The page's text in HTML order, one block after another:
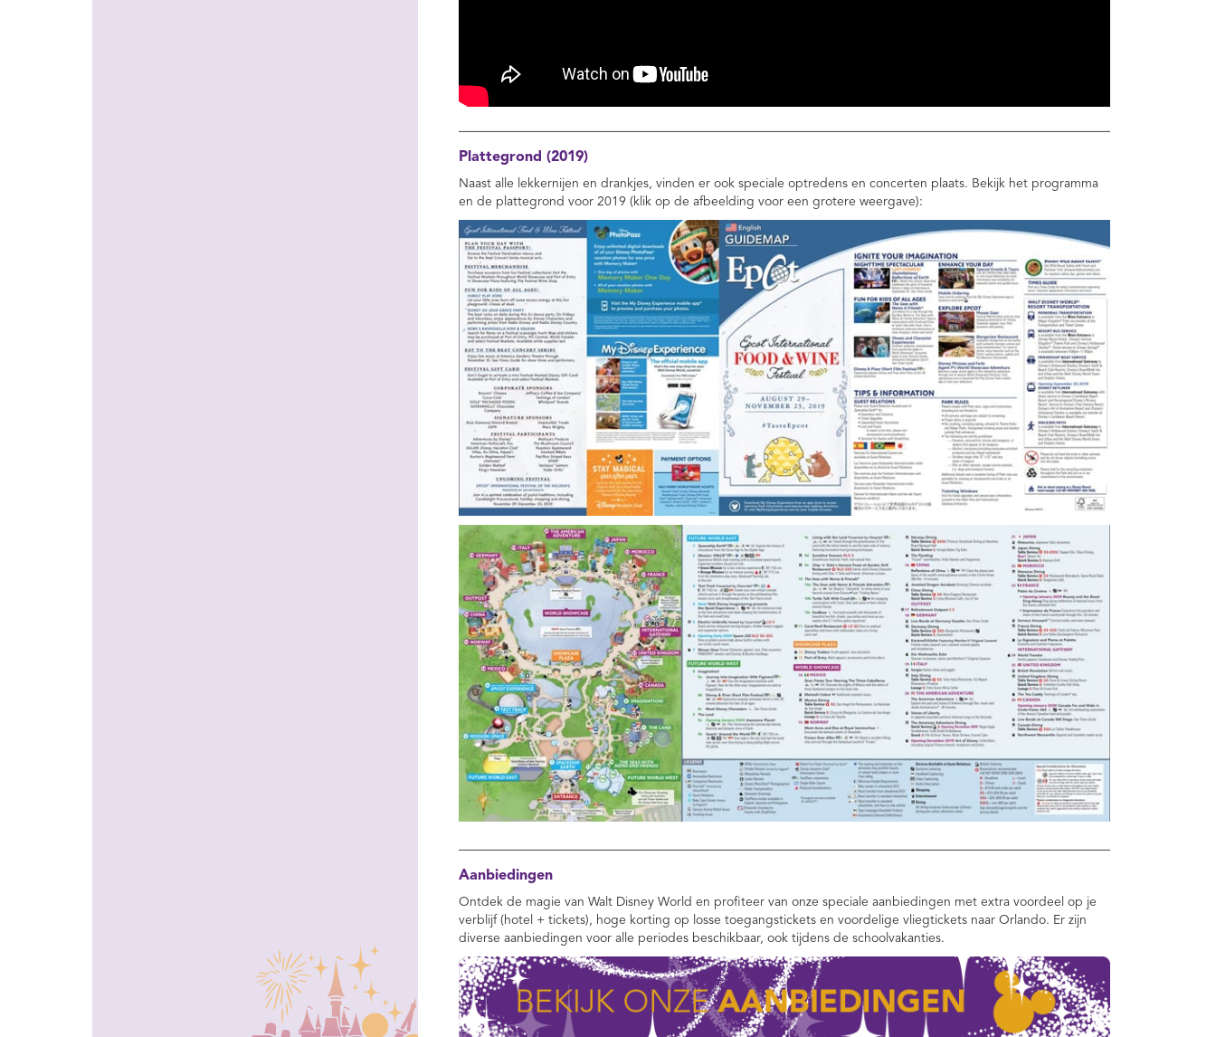
Plattegrond (2019)
Naast alle lekkernijen en drankjes, vinden er ook speciale optredens en concerten plaats. Bekijk het programma
en de plattegrond voor 2019 (klik op de afbeelding voor een grotere weergave):
Aanbiedingen
Ontdek de magie van Walt Disney World en profiteer van onze speciale aanbiedingen met extra voordeel op je
verblijf (hotel + tickets), hoge korting op losse toegangstickets en voordelige vliegtickets naar Orlando. Er zijn
diverse aanbiedingen voor alle periodes beschikbaar, ook tijdens de schoolvakanties.